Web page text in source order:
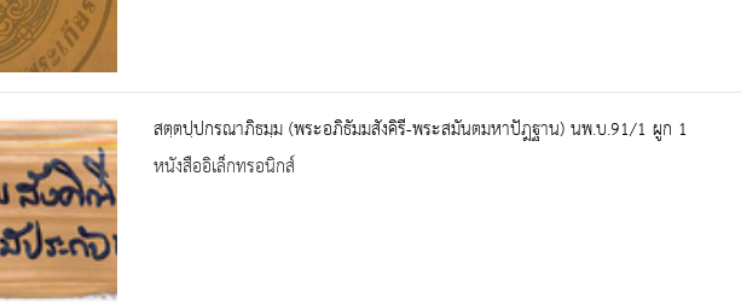
สตฺตปฺปกรณาภิธมฺม (พระอภิธัมมสังคิรี-พระสมันตมหาปัฎฐาน) นพ.บ.91/1 ผูก 1
หนังสืออิเล็กทรอนิกส์